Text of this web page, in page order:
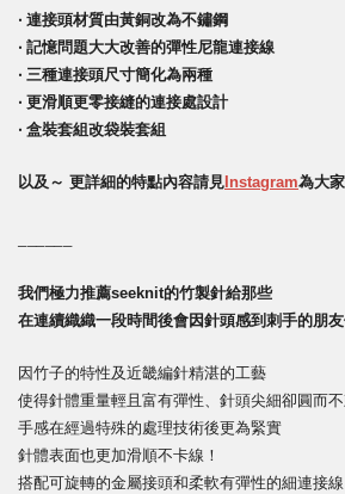
‧ 連接頭材質由黃銅改為不鏽鋼
‧ 記憶問題大大改善的彈性尼龍連接線
‧ 三種連接頭尺寸簡化為兩種
‧ 更滑順更零接縫的連接處設計
‧ 盒裝套組改袋裝套組
以及～ 更詳細的特點內容請見 Instagram為大
我們極力推薦seeknit的竹製針給那些
在連續織織一段時間後會因針頭感到刺手的朋友
因竹子的特性及近畿編針精湛的工藝
使得針體重量輕且富有彈性、針頭尖細卻圓而不
手感在經過特殊的處理技術後更為緊實
針體表面也更加滑順不卡線！
搭配可旋轉的金屬接頭和柔軟有彈性的細連接線